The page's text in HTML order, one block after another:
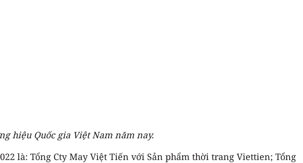
hiệu Quốc gia Việt Nam năm nay.
là: Tổng Cty May Việt Tiến với Sản phẩm thời trang Viettien; Tổng